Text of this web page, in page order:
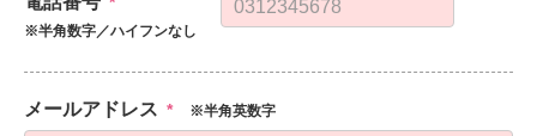
※半角数字／ハイフンなし
メールアドレス * ※半角英数字